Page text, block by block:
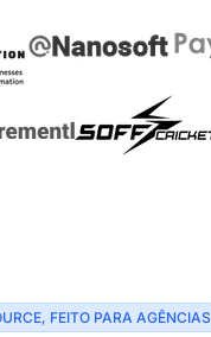
FEITO PARA AGÊNCIAS